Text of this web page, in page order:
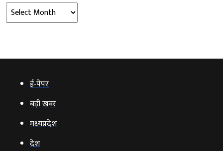
Archives
ई‑पेपर
बड़ी खबर
मध्‍यप्रदेश
देश